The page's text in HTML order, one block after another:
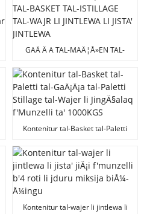
GAÄ Ä A TAL-MAÄ¦Å»EN TAL-
LI JINTLEWA LI JISTA' JINTLEWA
Kontenitur tal-Basket tal-Paletti
Wajer li JingÄ§alaq f'Munzelli ta'
1000KGS
Kontenitur tal-wajer li jintlewa li